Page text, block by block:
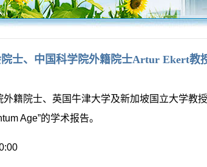
士、中国科学院外籍院士Artur Ekert教
籍院士、英国牛津大学及新加坡国立大学教授
Age”的学术报告。